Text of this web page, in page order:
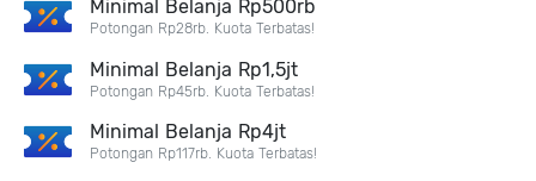
Minimal Belanja Rp500rb
Potongan Rp28rb. Kuota Terbatas!
Minimal Belanja Rp1,5jt
Potongan Rp45rb. Kuota Terbatas!
Minimal Belanja Rp4jt
Potongan Rp117rb. Kuota Terbatas!